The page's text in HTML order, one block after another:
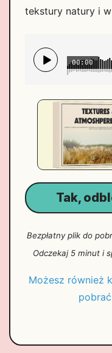
tekstury natury i
00:00
Tak,
Bezpłatny plik do
Odczekaj 5 minut i
Możesz również